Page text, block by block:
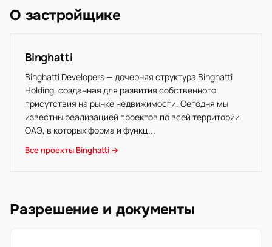
О застройщике
Binghatti
Binghatti Developers — дочерняя структура Binghatti
Holding, созданная для развития собственного
присутствия на рынке недвижимости. Сегодня мы
известны реализацией проектов по всей территории
ОАЭ, в которых форма и функц...
Все проекты Binghatti →
Разрешение и документы